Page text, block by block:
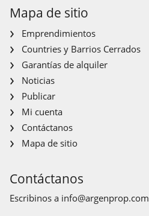
Mapa de sitio
Emprendimientos
Countries y Barrios Cerrados
Garantías de alquiler
Noticias
Publicar
Mi cuenta
Contáctanos
Mapa de sitio
Contáctanos
Escribinos a info@argenprop.com